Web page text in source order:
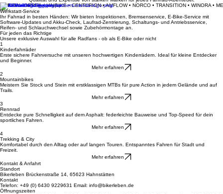
Werkstatt anfragen
Qualität und Expertise von starken Marken für jedes Fahrrad-Abenteuer.
MERIDA • ORBEA • HAIBIKE • CENTURION • AMFLOW • NORCO • TRANSITION • WINORA •
Werkstatt-Service
Ihr Fahrrad in besten Händen: Wir bieten Inspektionen, Bremsenservice, E-Bike-Service mit
Software-Updates und Akku-Check, Laufrad-Zentrierung, Schaltungs- und Antriebsservice,
Reifen- und Schlauchwechsel sowie Zubehörmontage an.
Für jeden das Richtige
Unsere exklusive Auswahl für alle Radfans - ob als E-Bike oder nicht
1
Erste sichere Fahrversuche mit unseren hochwertigen Kinderrädern. Ideal für kleine Entdecker
und Beginner.
Mehr erfahren
2
Meistern Sie Stock und Stein mit erstklassigen MTBs für pure Action in jedem Gelände und auf
Trails.
Mehr erfahren
3
Entdecke pure Schnelligkeit auf dem Asphalt: federleichte Bauweise und Top-Speed für dein
sportliches Fahren.
Mehr erfahren
4
Komfortabel durch den Alltag oder auf langen Touren. Entspanntes Fahren für Stadt und
Freizeit.
Mehr erfahren
Kontakt & Anfahrt
Standort
Bikerleben Brückenstraße 14, 65623 Hahnstätten